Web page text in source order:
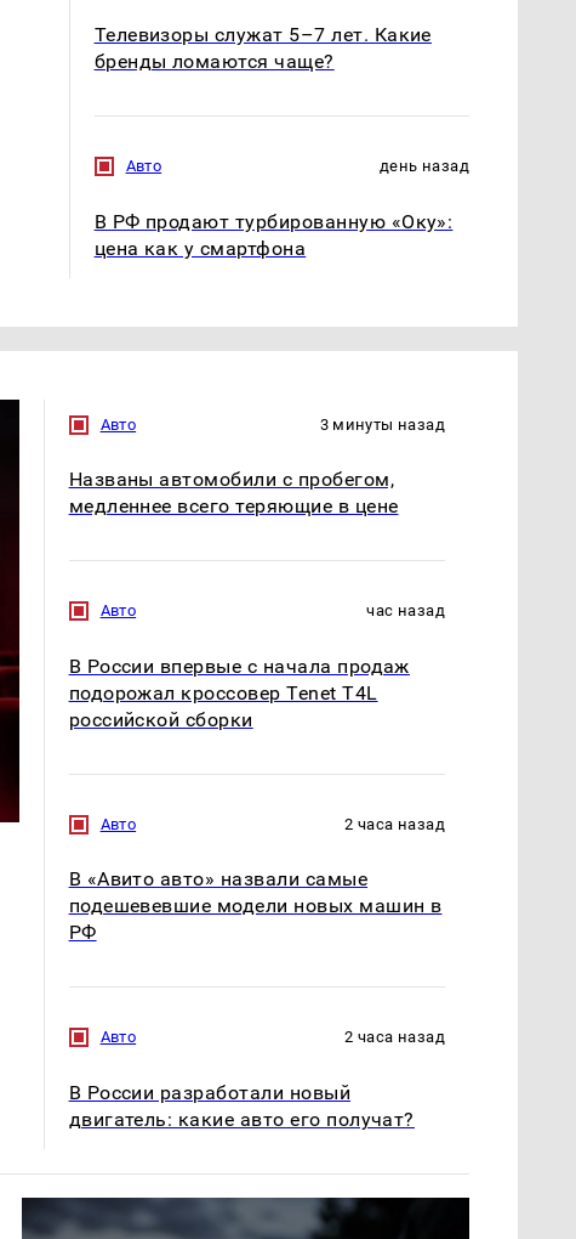
Телевизоры служат 5–7 лет. Какие
бренды ломаются чаще?
Авто день назад
В РФ продают турбированную «Оку»:
цена как у смартфона
Авто 3 минуты назад
Названы автомобили с пробегом,
медленнее всего теряющие в цене
Авто час назад
В России впервые с начала продаж
подорожал кроссовер Tenet T4L
российской сборки
Авто 2 часа назад
В «Авито авто» назвали самые
подешевевшие модели новых машин в
РФ
Авто 2 часа назад
В России разработали новый
двигатель: какие авто его получат?